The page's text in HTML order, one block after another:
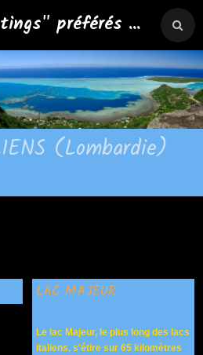
préférés ...
(Lombardie)
LAC MAJEUR
Le lac Majeur, le plus long des lacs
italiens, s'étire sur 65 kilomètres